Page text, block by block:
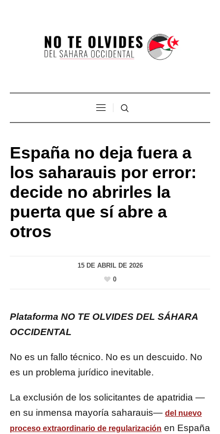
España no deja fuera a
los saharauis por error:
decide no abrirles la
puerta que sí abre a
otros
15 DE ABRIL DE 2026
0
Plataforma NO TE OLVIDES DEL SÁHARA
OCCIDENTAL
No es un fallo técnico. No es un descuido. No
es un problema jurídico inevitable.
La exclusión de los solicitantes de apatridia —
en su inmensa mayoría saharauis— del nuevo
proceso extraordinario de regularización en España